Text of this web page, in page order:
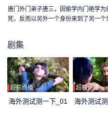
唐门外门弟子唐三，因偷学内门绝学
死，反而以另外一个身份来到了另一
有器物，武魂可以辅助人们的日常生活
来修炼并进行战斗，这个职业，是斗
师”。 小小的唐三在圣魂村开始了他的
想。当唐门暗器来到斗罗大陆，当唐三
铸唐门的辉煌？
剧集
超前点播
海外测试测一下_01
超前点播
海外测试